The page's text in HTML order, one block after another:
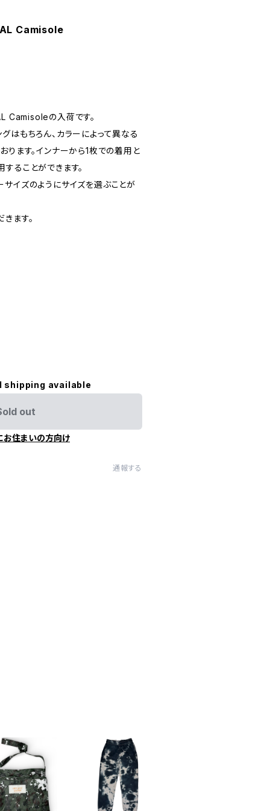
Camisole
Camisoleの入荷です。
はもちろん、カラーによって異なる
ります。インナーから1枚での着用と
ることができます。
イズのようにサイズを選ぶことが
ます。
shipping available
out
お住まいの方向け
通報する